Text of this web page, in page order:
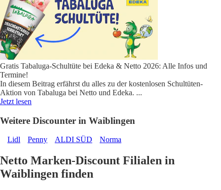
Gratis Tabaluga-Schultüte bei Edeka & Netto 2026: Alle Infos und
Termine!
In diesem Beitrag erfährst du alles zu der kostenlosen Schultüten-
Aktion von Tabaluga bei Netto und Edeka. ...
Jetzt lesen
Weitere Discounter in Waiblingen
Lidl Penny ALDI SÜD Norma
Netto Marken-Discount Filialen in
Waiblingen finden